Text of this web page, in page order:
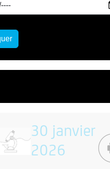
30 janvier
2026
Imprimer